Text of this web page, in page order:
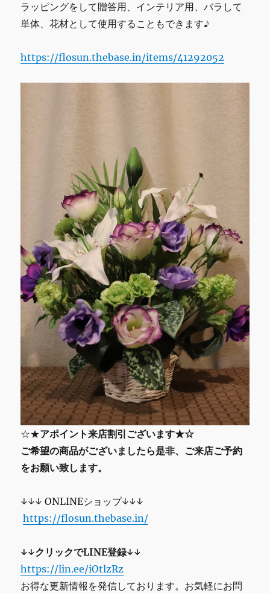
ラッピングをして贈答用、インテリア用、バラして
単体、花材として使用することもできます♪
https://flosun.thebase.in/items/41292052
☆★アポイント来店割引ございます★☆
ご希望の商品がございましたら是非、ご来店ご予約
をお願い致します。
↓↓↓ ONLINEショップ↓↓↓
https://flosun.thebase.in/
↓↓クリックでLINE登録↓↓
https://lin.ee/iOtlzRz
お得な更新情報を発信しております。お気軽にお問